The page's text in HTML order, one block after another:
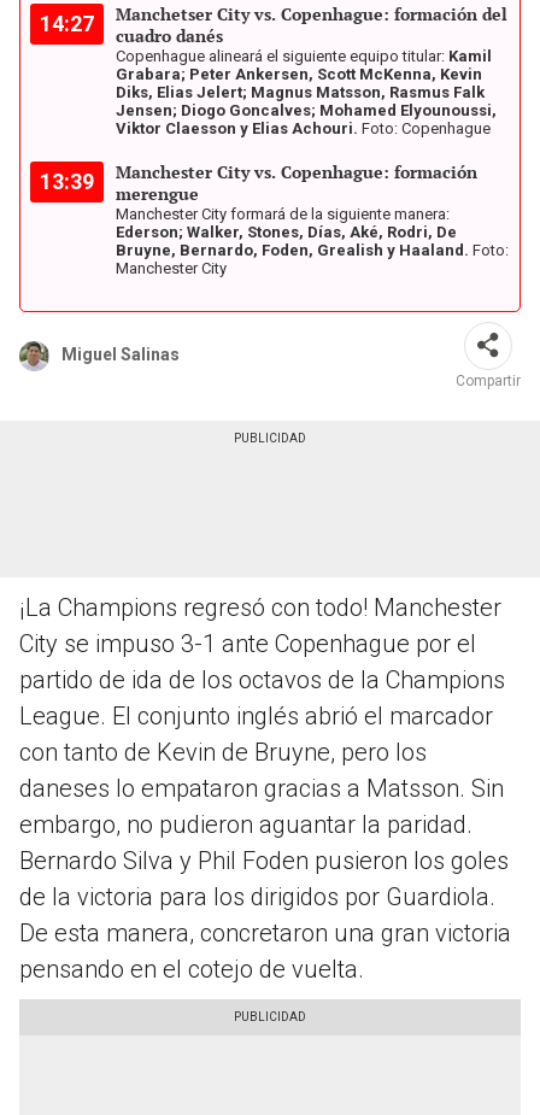
14:27
Manchetser City vs. Copenhague: formación del
cuadro danés
Copenhague alineará el siguiente equipo titular: Kamil
Grabara; Peter Ankersen, Scott McKenna, Kevin
Diks, Elias Jelert; Magnus Matsson, Rasmus Falk
Jensen; Diogo Goncalves; Mohamed Elyounoussi,
Viktor Claesson y Elias Achouri. Foto: Copenhague
13:39
Manchester City vs. Copenhague: formación
merengue
Manchester City formará de la siguiente manera:
Ederson; Walker, Stones, Días, Aké, Rodri, De
Bruyne, Bernardo, Foden, Grealish y Haaland. Foto:
Manchester City
Miguel Salinas
Compartir
¡La Champions regresó con todo! Manchester
City se impuso 3-1 ante Copenhague por el
partido de ida de los octavos de la Champions
League. El conjunto inglés abrió el marcador
con tanto de Kevin de Bruyne, pero los
daneses lo empataron gracias a Matsson. Sin
embargo, no pudieron aguantar la paridad.
Bernardo Silva y Phil Foden pusieron los goles
de la victoria para los dirigidos por Guardiola.
De esta manera, concretaron una gran victoria
pensando en el cotejo de vuelta.